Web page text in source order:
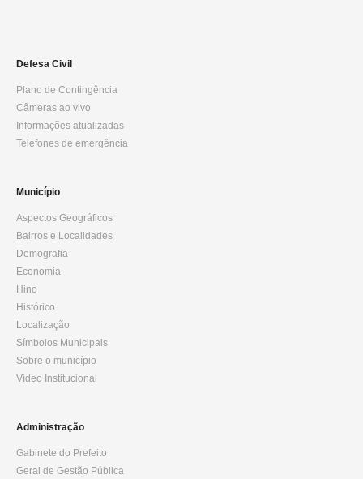
Defesa Civil
Plano de Contingência
Câmeras ao vivo
Informações atualizadas
Telefones de emergência
Município
Aspectos Geográficos
Bairros e Localidades
Demografia
Economia
Hino
Histórico
Localização
Símbolos Municipais
Sobre o município
Vídeo Institucional
Administração
Gabinete do Prefeito
Geral de Gestão Pública